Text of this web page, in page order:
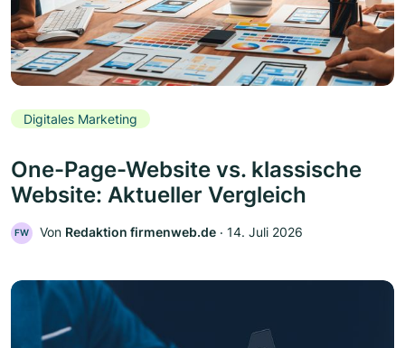
Digitales Marketing
One-Page-Website vs. klassische
Website: Aktueller Vergleich
FW Von Redaktion firmenweb.de ‧ 14. Juli 2026